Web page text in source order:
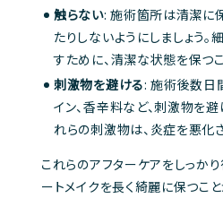
触らない: 施術箇所は清潔に保
たりしないようにしましょう
すために、清潔な状態を保つ
刺激物を避ける: 施術後数日
イン、香辛料など、刺激物を避
れらの刺激物は、炎症を悪化
これらのアフターケアをしっか
ートメイクを長く綺麗に保つこ